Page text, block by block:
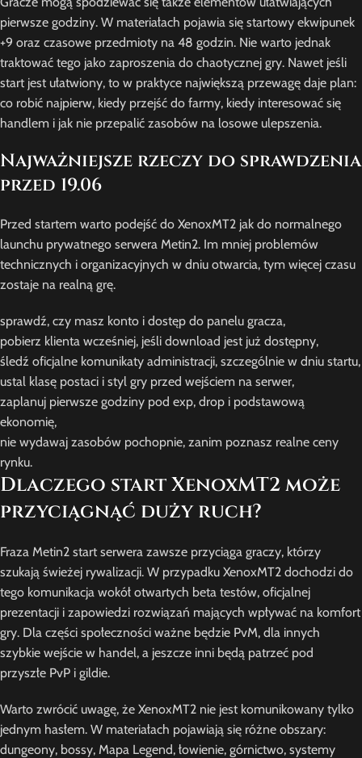
pierwsze godziny. W materiałach pojawia się startowy ekwipunek
+9 oraz czasowe przedmioty na 48 godzin. Nie warto jednak
traktować tego jako zaproszenia do chaotycznej gry. Nawet jeśli
start jest ułatwiony, to w praktyce największą przewagę daje plan:
co robić najpierw, kiedy przejść do farmy, kiedy interesować się
handlem i jak nie przepalić zasobów na losowe ulepszenia.
Najważniejsze rzeczy do sprawdzenia
przed 19.06
Przed startem warto podejść do XenoxMT2 jak do normalnego
launchu prywatnego serwera Metin2. Im mniej problemów
technicznych i organizacyjnych w dniu otwarcia, tym więcej czasu
zostaje na realną grę.
sprawdź, czy masz konto i dostęp do panelu gracza,
pobierz klienta wcześniej, jeśli download jest już dostępny,
śledź oficjalne komunikaty administracji, szczególnie w dniu startu,
ustal klasę postaci i styl gry przed wejściem na serwer,
zaplanuj pierwsze godziny pod exp, drop i podstawową
ekonomię,
nie wydawaj zasobów pochopnie, zanim poznasz realne ceny
rynku.
Dlaczego start XenoxMT2 może
przyciągnąć duży ruch?
Fraza Metin2 start serwera zawsze przyciąga graczy, którzy
szukają świeżej rywalizacji. W przypadku XenoxMT2 dochodzi do
tego komunikacja wokół otwartych beta testów, oficjalnej
prezentacji i zapowiedzi rozwiązań mających wpływać na komfort
gry. Dla części społeczności ważne będzie PvM, dla innych
szybkie wejście w handel, a jeszcze inni będą patrzeć pod
przyszłe PvP i gildie.
Warto zwrócić uwagę, że XenoxMT2 nie jest komunikowany tylko
jednym hasłem. W materiałach pojawiają się różne obszary:
dungeony, bossy, Mapa Legend, łowienie, górnictwo, systemy